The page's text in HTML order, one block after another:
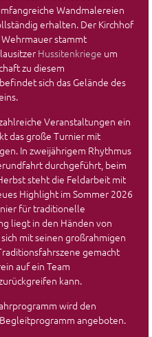
Wandmalereien
erhalten. Der Kirchhof
stammt
Hussitenkriege um
zu diesem
sich das Gelände des
Veranstaltungen ein
das große Turnier mit
In zweijährigem Rhythmus
durchgeführt, beim
steht die Feldarbeit mit
Highlight im Sommer 2026
für traditionelle
liegt in den Händen von
mit seinen großrahmigen
gemacht
auf ein Team
kann.
wird den
angeboten.